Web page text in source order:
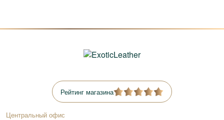
Рейтинг магазина
Центральный офис